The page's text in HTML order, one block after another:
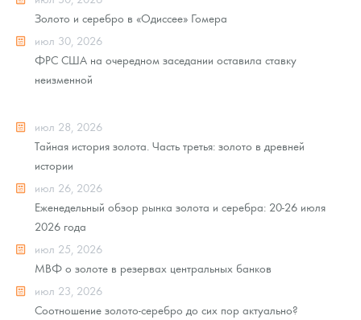
Золото и серебро в «Одиссее» Гомера
июл 30, 2026
ФРС США на очередном заседании оставила ставку
неизменной
июл 28, 2026
Тайная история золота. Часть третья: золото в древней
истории
июл 26, 2026
Еженедельный обзор рынка золота и серебра: 20-26 июля
2026 года
июл 25, 2026
МВФ о золоте в резервах центральных банков
июл 23, 2026
Соотношение золото-серебро до сих пор актуально?